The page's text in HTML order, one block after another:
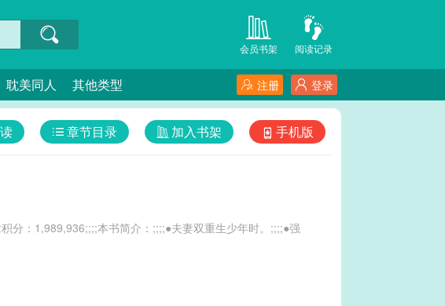
阅读记录
会员书架
耽美同人 其他类型 登录
注册
手机版
加入书架
章节目录
分：1,989,936;;;;本书简介：;;;;●夫妻双重生少年时。;;;;●强